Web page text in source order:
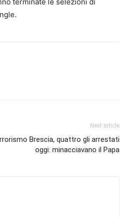
Next article
Brescia, quattro gli arrestati
oggi: minacciavano il Papa